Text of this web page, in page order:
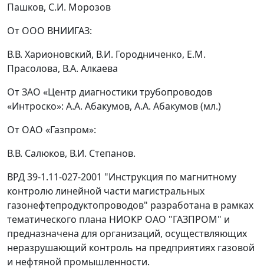
Пашков, С.И. Морозов
От ООО ВНИИГАЗ:
В.В. Харионовский, В.И. Городниченко, Е.М.
Прасолова, В.А. Алкаева
От ЗАО «Центр диагностики трубопроводов
«Интроско»: A.A. Абакумов, A.A. Абакумов (мл.)
От ОАО «Газпром»:
В.В. Салюков, В.И. Степанов.
ВРД 39-1.11-027-2001 "Инструкция по магнитному
контролю линейной части магистральных
газонефтепродуктопроводов" разработана в рамках
тематического плана НИОКР ОАО "ГАЗПРОМ" и
предназначена для организаций, осуществляющих
неразрушающий контроль на предприятиях газовой
и нефтяной промышленности.